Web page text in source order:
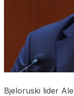
Bjeloruski lider